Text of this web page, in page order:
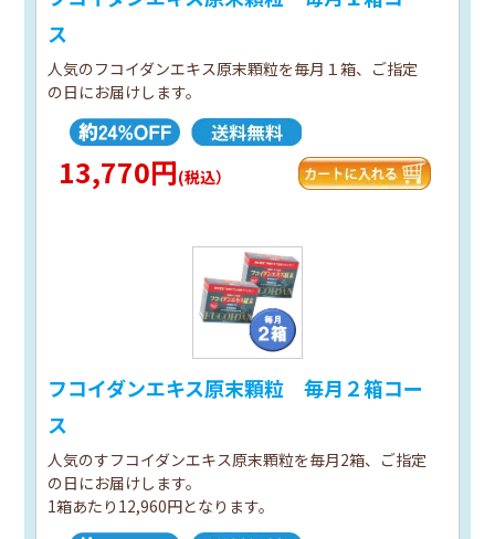
ス
人気のフコイダンエキス原末顆粒を毎月１箱、ご指定
の日にお届けします。
13,770円(税込）
フコイダンエキス原末顆粒 毎月２箱コー
ス
人気のすフコイダンエキス原末顆粒を毎月2箱、ご指定
の日にお届けします。
1箱あたり12,960円となります。